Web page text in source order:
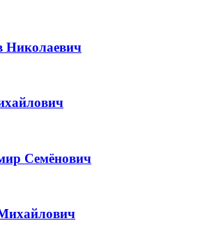
Николаевич
Семёнович